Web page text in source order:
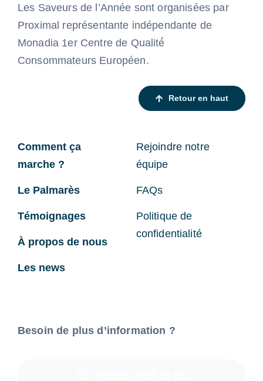
Les Saveurs de l’Année sont organisées par
Proximal représentante indépendante de
Monadia 1er Centre de Qualité́
Consommateurs Européen.
Retour en haut
Comment ça
marche ?
Le Palmarès
Témoignages
À propos de nous
Les news
Rejoindre notre
équipe
FAQs
Politique de
confidentialité
Besoin de plus d’information ?